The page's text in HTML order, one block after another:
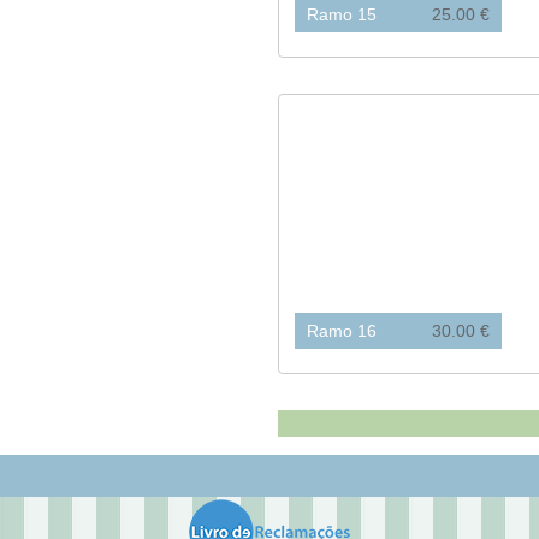
Ramo 15 25.00 €
Ramo 16 30.00 €